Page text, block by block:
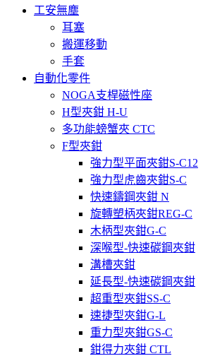
工安無塵
耳塞
搬運移動
手套
自動化零件
NOGA支桿磁性座
H型夾鉗 H-U
多功能螃蟹夾 CTC
F型夾鉗
強力型平面夾鉗S-C12
強力型虎齒夾鉗S-C
快速鑄鋼夾鉗 N
旋轉塑柄夾鉗REG-C
木柄型夾鉗G-C
深喉型-快速碳鋼夾鉗
溝槽夾鉗
延長型-快速碳鋼夾鉗
超重型夾鉗SS-C
速捷型夾鉗G-L
重力型夾鉗GS-C
鉗得力夾鉗 CTL